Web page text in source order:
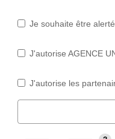
Je souhaite être
J'autorise AGENCE
J'autorise les